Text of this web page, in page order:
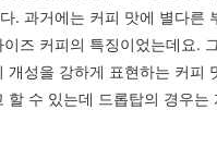
. 과거에는 커피 맛에 별다른
즈 커피의 특징이었는데요.
개성을 강하게 표현하는 커피
할 수 있는데 드롭탑의 경우는